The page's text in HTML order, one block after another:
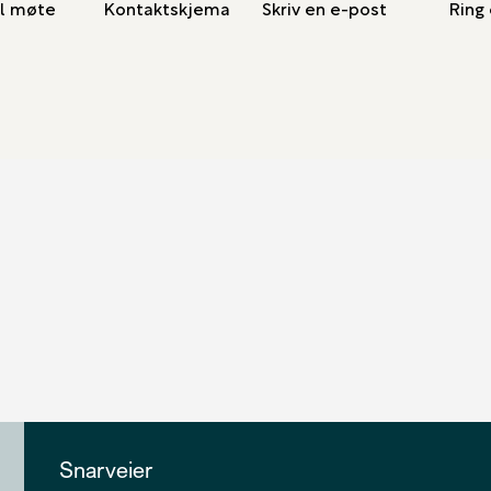
møte Kontaktskjema Skriv en e-post Ring
Snarveier